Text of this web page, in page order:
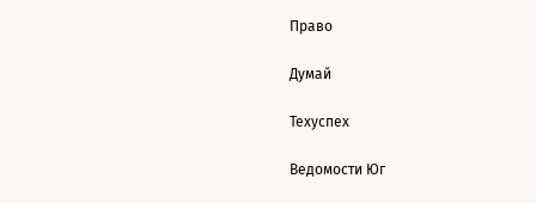
Право
Думай
Техуспех
Ведомости Юг